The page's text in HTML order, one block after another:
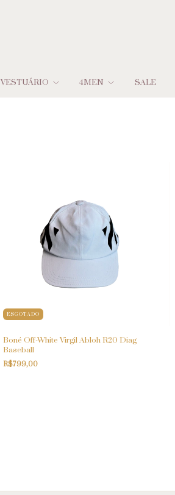
VESTUÁRIO 4MEN SALE
ESGOTADO
Boné Off-White Virgil Abloh R20 Diag
Baseball
R$799,00